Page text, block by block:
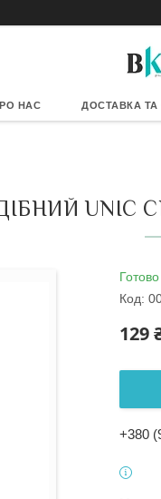
НАС ДОСТАВКА ТА
UNIC
Код:
129
+380